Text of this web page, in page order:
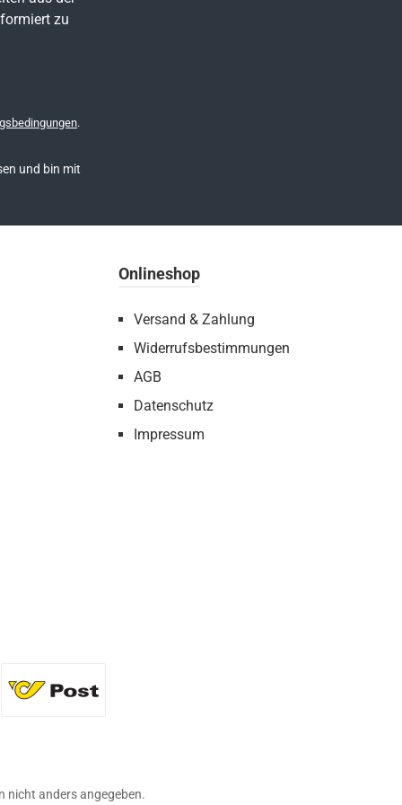
zu
.
und bin mit
Onlineshop
Versand & Zahlung
Widerrufsbestimmungen
AGB
Datenschutz
Impressum
nicht anders angegeben.